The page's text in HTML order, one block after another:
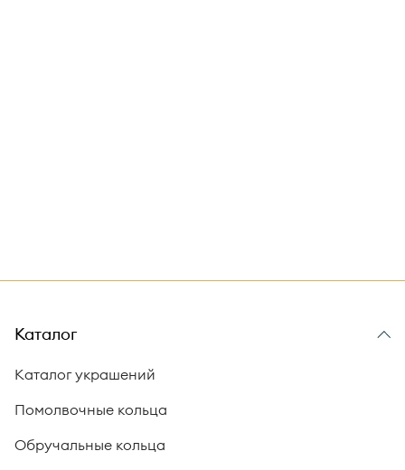
Каталог
Каталог украшений
Помолвочные кольца
Обручальные кольца